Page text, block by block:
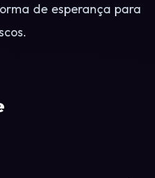
de esperança para